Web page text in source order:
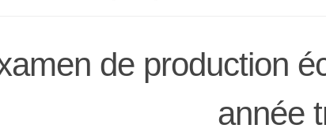
de production
année